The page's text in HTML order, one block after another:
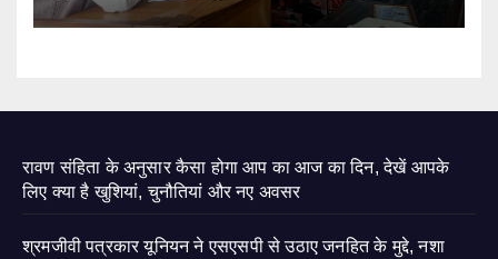
रावण संहिता के अनुसार कैसा होगा आप का आज का दिन, देखें आपके
लिए क्या है खुशियां, चुनौतियां और नए अवसर
श्रमजीवी पत्रकार यूनियन ने एसएसपी से उठाए जनहित के मुद्दे, नशा